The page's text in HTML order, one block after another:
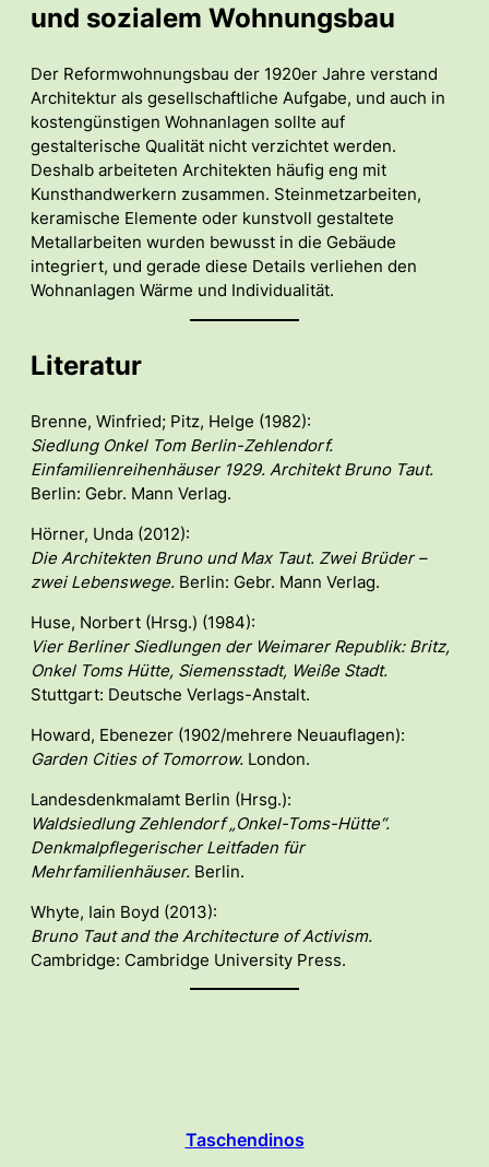
und sozialem Wohnungsbau
Der Reformwohnungsbau der 1920er Jahre verstand
Architektur als gesellschaftliche Aufgabe, und auch in
kostengünstigen Wohnanlagen sollte auf
gestalterische Qualität nicht verzichtet werden.
Deshalb arbeiteten Architekten häufig eng mit
Kunsthandwerkern zusammen. Steinmetzarbeiten,
keramische Elemente oder kunstvoll gestaltete
Metallarbeiten wurden bewusst in die Gebäude
integriert, und gerade diese Details verliehen den
Wohnanlagen Wärme und Individualität.
Literatur
Brenne, Winfried; Pitz, Helge (1982):
Siedlung Onkel Tom Berlin-Zehlendorf.
Einfamilienreihenhäuser 1929. Architekt Bruno Taut.
Berlin: Gebr. Mann Verlag.
Hörner, Unda (2012):
Die Architekten Bruno und Max Taut. Zwei Brüder –
zwei Lebenswege. Berlin: Gebr. Mann Verlag.
Huse, Norbert (Hrsg.) (1984):
Vier Berliner Siedlungen der Weimarer Republik: Britz,
Onkel Toms Hütte, Siemensstadt, Weiße Stadt.
Stuttgart: Deutsche Verlags-Anstalt.
Howard, Ebenezer (1902/mehrere Neuauflagen):
Garden Cities of Tomorrow. London.
Landesdenkmalamt Berlin (Hrsg.):
Waldsiedlung Zehlendorf „Onkel-Toms-Hütte“.
Denkmalpflegerischer Leitfaden für
Mehrfamilienhäuser. Berlin.
Whyte, Iain Boyd (2013):
Bruno Taut and the Architecture of Activism.
Cambridge: Cambridge University Press.
Taschendinos